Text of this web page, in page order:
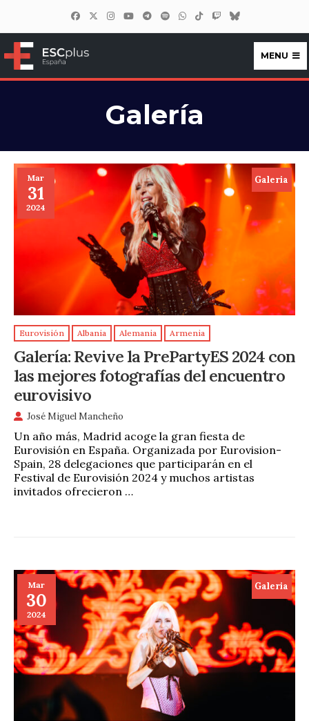
ESCplus España
MENU
Galería
Mar
31
2024
Galeria
Eurovisión Albania Alemania Armenia
Galería: Revive la PrePartyES 2024 con
las mejores fotografías del encuentro
eurovisivo
José Miguel Mancheño
Un año más, Madrid acoge la gran fiesta de
Eurovisión en España. Organizada por Eurovision-
Spain, 28 delegaciones que participarán en el
Festival de Eurovisión 2024 y muchos artistas
invitados ofrecieron …
Mar
30
2024
Galeria